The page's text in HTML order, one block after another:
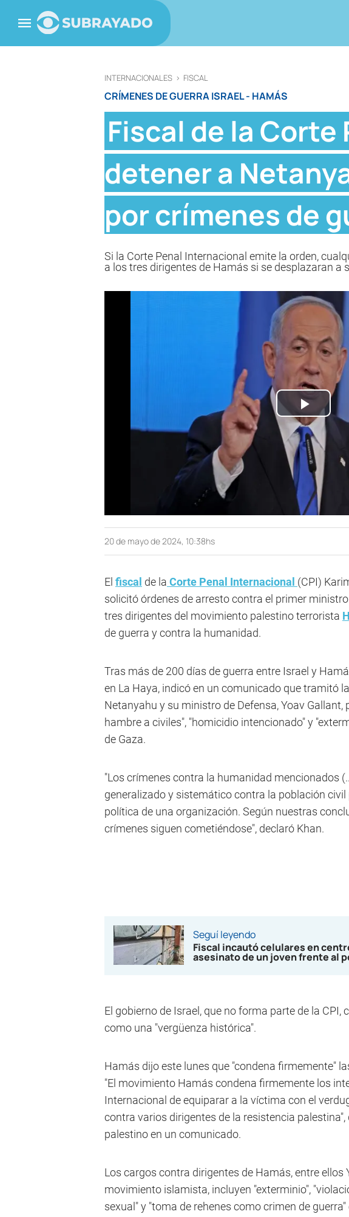
INTERNACIONALES > FISCAL
CRÍMENES DE GUERRA ISRAEL - HAMÁS
Fiscal de la
detener a
por crímenes de
Si la Corte Penal Internacional emite la orden,
a los tres dirigentes de Hamás si se desplazaran a
Play
Video
20 de mayo de 2024, 10:38hs
El fiscal de la Corte Penal Internacional (CPI)
solicitó órdenes de arresto contra el primer
tres dirigentes del movimiento palestino terrorista
de guerra y contra la humanidad.
Tras más de 200 días de guerra entre Israel y
en La Haya, indicó en un comunicado que tramitó
Netanyahu y su ministro de Defensa, Yoav
hambre a civiles", "homicidio intencionado" y
de Gaza.
"Los crímenes contra la humanidad mencionados
generalizado y sistemático contra la población
política de una organización. Según nuestras
crímenes siguen cometiéndose", declaró Khan.
Seguí leyendo
Fiscal incautó celulares en
asesinato de un joven frente al
El gobierno de Israel, que no forma parte de la CPI,
como una "vergüenza histórica".
Hamás dijo este lunes que "condena firmemente"
"El movimiento Hamás condena firmemente los
Internacional de equiparar a la víctima con el
contra varios dirigentes de la resistencia
palestino en un comunicado.
Los cargos contra dirigentes de Hamás, entre ellos
movimiento islamista, incluyen "exterminio",
sexual" y "toma de rehenes como crimen de guerra"